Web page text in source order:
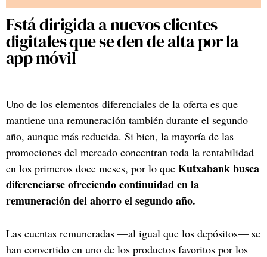
Está dirigida a nuevos clientes
digitales que se den de alta por la
app móvil
Uno de los elementos diferenciales de la oferta es que
mantiene una remuneración también durante el segundo
año, aunque más reducida. Si bien, la mayoría de las
promociones del mercado concentran toda la rentabilidad
en los primeros doce meses, por lo que Kutxabank busca
diferenciarse ofreciendo continuidad en la
remuneración del ahorro el segundo año.
Las cuentas remuneradas —al igual que los depósitos— se
han convertido en uno de los productos favoritos por los